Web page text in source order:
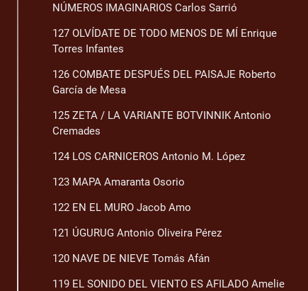
NÚMEROS IMAGINARIOS Carlos Sarrió
127 OLVÍDATE DE TODO MENOS DE MÍ Enrique
Torres Infantes
126 COMBATE DESPUÉS DEL PAISAJE Roberto
García de Mesa
125 ZETA / LA VARIANTE BOTVINNIK Antonio
Cremades
124 LOS CARNICEROS Antonio M. López
123 MAPA Amaranta Osorio
122 EN EL MURO Jacob Amo
121 ÚGURUG Antonio Oliveira Pérez
120 NAVE DE NIEVE Tomás Afán
119 EL SONIDO DEL VIENTO ES AFILADO Amelie